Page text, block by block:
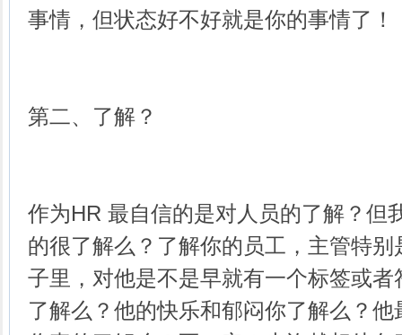
事情，但状态好不好就是你的事情了！
第二、了解？
作为HR 最自信的是对人员的了解？但
的很了解么？了解你的员工，主管特
子里，对他是不是早就有一个标签或
了解么？他的快乐和郁闷你了解么？